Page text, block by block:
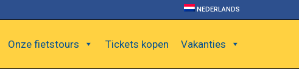
NEDERLANDS
Onze fietstours Tickets kopen Vakanties